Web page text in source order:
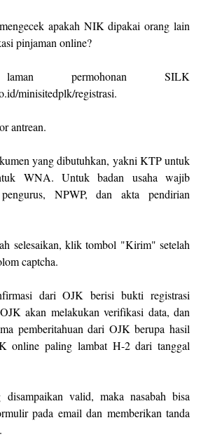
apakah NIK dipakai orang lain
pinjaman online?
permohonan SILK
minisitedplk/registrasi.
antrean.
yang dibutuhkan, yakni KTP untuk
WNA. Untuk badan usaha wajib
NPWP, dan akta pendirian
selesaikan, klik tombol "Kirim" setelah
captcha.
dari OJK berisi bukti registrasi
akan melakukan verifikasi data, dan
pemberitahuan dari OJK berupa hasil
online paling lambat H-2 dari tanggal
valid, maka nasabah bisa
pada email dan memberikan tanda